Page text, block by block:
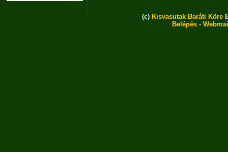
(c) Kisvasutak Baráti Köre
Belépés -